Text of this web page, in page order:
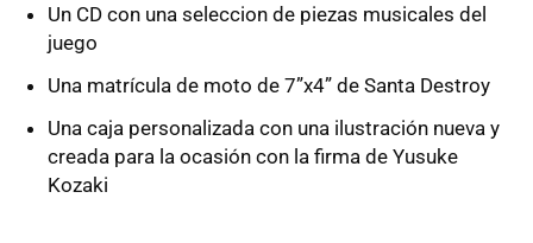
Un CD con una seleccion de piezas musicales del
juego
Una matrícula de moto de 7”x4” de Santa Destroy
Una caja personalizada con una ilustración nueva y
creada para la ocasión con la firma de Yusuke
Kozaki